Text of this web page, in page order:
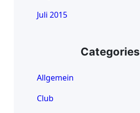
Juli 2015
Categories
Allgemein
Club